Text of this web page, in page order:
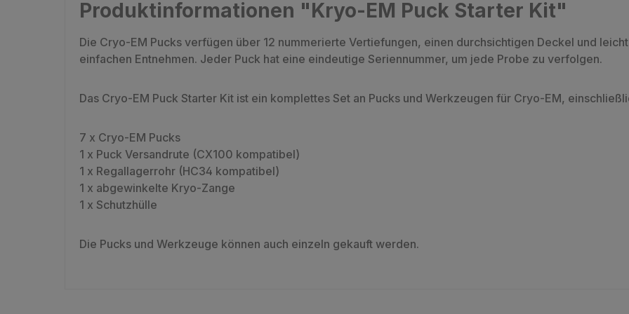
Produktinformationen "Kryo-EM Puck Starter Kit"
Die Cryo-EM Pucks verfügen über 12 nummerierte Vertiefungen, einen durchsichtigen Deckel und
einfachen Entnehmen. Jeder Puck hat eine eindeutige Seriennummer, um jede Probe zu verfolgen.
Das Cryo-EM Puck Starter Kit ist ein komplettes Set an Pucks und Werkzeugen für Cryo-EM,
7 x Cryo-EM Pucks
1 x Puck Versandrute (CX100 kompatibel)
1 x Regallagerrohr (HC34 kompatibel)
1 x abgewinkelte Kryo-Zange
1 x Schutzhülle
Die Pucks und Werkzeuge können auch einzeln gekauft werden.